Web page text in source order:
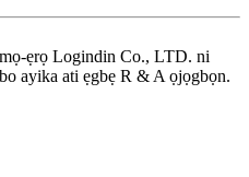
ẹrọ Logindin Co., LTD. ni
ayika ati ẹgbẹ R & A ọjọgbọn.